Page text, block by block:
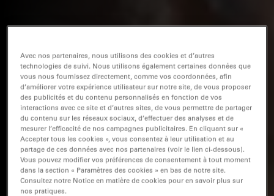
Avec nos partenaires, nous utilisons des cookies et d’autres
technologies de suivi. Nous utilisons également certaines données que
vous nous fournissez directement, comme vos coordonnées, afin
d’améliorer votre expérience utilisateur sur notre site, de vous proposer
des publicités et du contenu personnalisés en fonction de vos
interactions avec ce site et d’autres sites, de vous permettre de partager
du contenu sur les réseaux sociaux, d’effectuer des analyses et de
mesurer l’efficacité de nos campagnes publicitaires. En cliquant sur «
Accepter tous les cookies », vous consentez à leur utilisation et au
partage de ces données avec nos partenaires (voir le lien ci-dessous).
Vous pouvez modifier vos préférences de consentement à tout moment
dans la section « Paramètres des cookies » en bas de notre site.
Consultez notre Notice en matière de cookies pour en savoir plus sur
nos pratiques.